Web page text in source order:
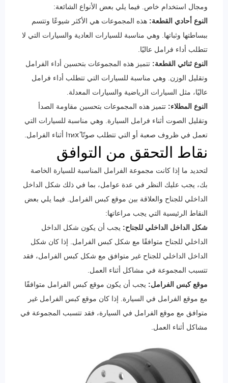
ومجال استخدام خاص. فيما يلي بعض الأنواع الشائعة:
النوع أحادي القطعة: هذه المجموعات هي الأكثر شيوعًا وتتسم
ببساطتها وثباتها. وهي مناسبة للسيارات العادية والسيارات التي لا
تتطلب أداء فرامل عاليًا.
النوع ثنائي القطعة: تتميز هذه المجموعات بتحسين أداء الفرامل
وتقليل الوزن. وهي مناسبة للسيارات التي تتطلب أداء فرامل
عاليًا، مثل السيارات الرياضية والسيارات المعدلة.
النوع المطلاء: تتميز هذه المجموعات بتحسين مقاومة الصدأ
وتقليل الصوت أثناء فرامل السيارة. وهي مناسبة للسيارات التي
تعمل في ظروف صعبة أو التي تتطلب صوتًا тихًا أثناء الفرامل.
نقاط التحقق من التوافق
لتحديد ما إذا كانت مجموعة الفرامل المناسبة للسيارة الخاصة
بك، يجب عليك النظر في عدة عوامل، بما في ذلك شكل الداخل
الداخلي للجناح والعلاقة بين موقع كبس الفرامل. فيما يلي بعض
النقاط الرئيسية التي يجب مراعاتها:
شكل الداخل الداخلي للجناح: يجب أن يكون شكل الداخل
الداخلي للجناح متوافقًا مع شكل كبس الفرامل. إذا كان شكل
الداخل الداخلي للجناح غير متوافق مع شكل كبس الفرامل، فقد
تتسبب المجموعة في مشاكل أثناء العمل.
موقع كبس الفرامل: يجب أن يكون موقع كبس الفرامل متوافقًا
مع موقع الفرامل في السيارة. إذا كان موقع كبس الفرامل غير
متوافق مع موقع الفرامل في السيارة، فقد تتسبب المجموعة في
مشاكل أثناء العمل.